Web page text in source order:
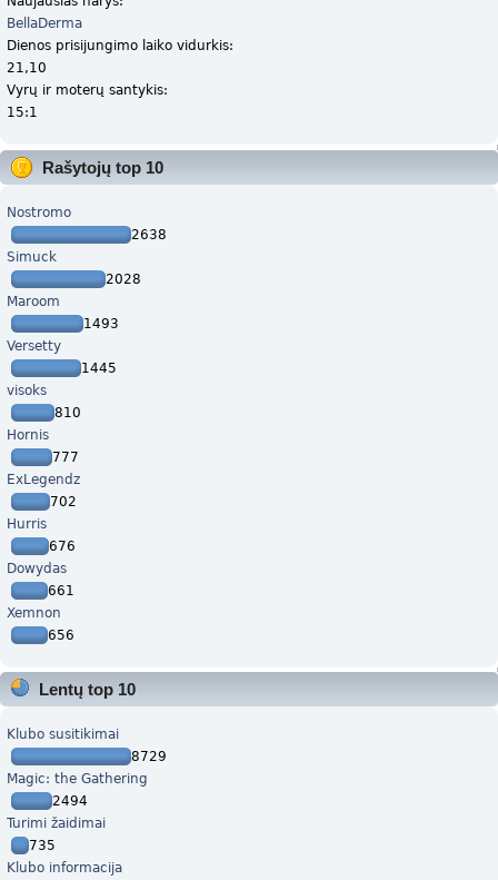
BellaDerma
Dienos prisijungimo laiko vidurkis:
21,10
Vyrų ir moterų santykis:
15:1
Rašytojų top 10
Nostromo
2638
Simuck
2028
Maroom
1493
Versetty
1445
visoks
810
Hornis
777
ExLegendz
702
Hurris
676
Dowydas
661
Xemnon
656
Lentų top 10
Klubo susitikimai
8729
Magic: the Gathering
2494
Turimi žaidimai
735
Klubo informacija